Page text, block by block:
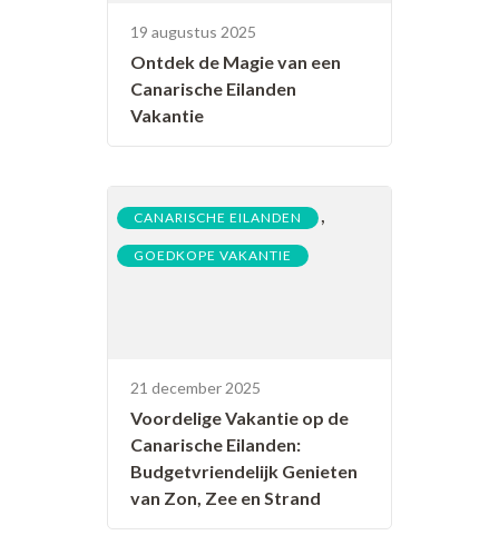
19 augustus 2025
Ontdek de Magie van een
Canarische Eilanden
Vakantie
CANARISCHE EILANDEN ,
GOEDKOPE VAKANTIE
21 december 2025
Voordelige Vakantie op de
Canarische Eilanden:
Budgetvriendelijk Genieten
van Zon, Zee en Strand